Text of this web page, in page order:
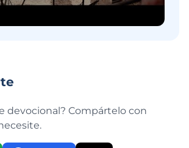
devocional? Compártelo con